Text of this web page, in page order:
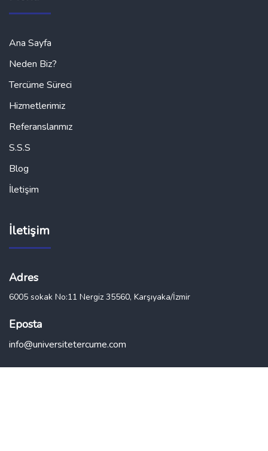
Ana Sayfa
Neden Biz?
Tercüme Süreci
Hizmetlerimiz
Referanslarımız
S.S.S
Blog
İletişim
İletişim
Adres
6005 sokak No:11 Nergiz 35560, Karşıyaka/İzmir
Eposta
info@universitetercume.com